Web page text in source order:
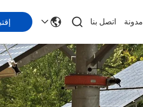
مدونة اتصل بنا